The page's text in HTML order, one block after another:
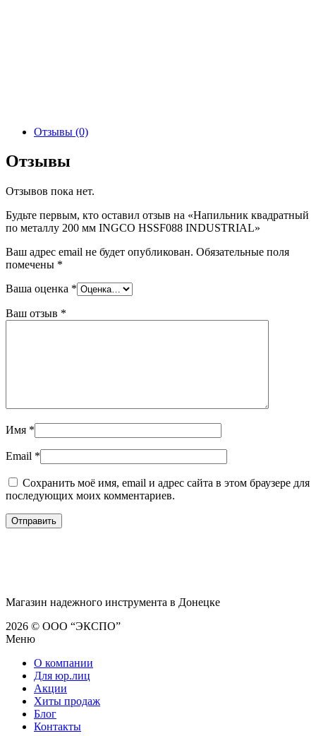
Отзывы (0)
Отзывы
Отзывов пока нет.
Будьте первым, кто оставил отзыв на «Напильник квадратный
по металлу 200 мм INGCO HSSF088 INDUSTRIAL»
Ваш адрес email не будет опубликован. Обязательные поля
помечены *
Ваша оценка *
Ваш отзыв *
Имя *
Email *
Сохранить моё имя, email и адрес сайта в этом браузере для
последующих моих комментариев.
Магазин надежного инструмента в Донецке
2026 © ООО “ЭКСПО”
Меню
О компании
Для юр.лиц
Акции
Хиты продаж
Блог
Контакты